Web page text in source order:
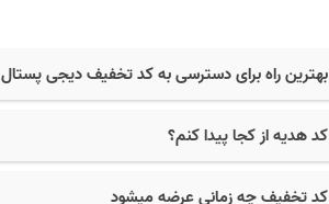
بهترین راه برای دسترسی به کد تخفیف دیجی پستال
کد هدیه از کجا پیدا کنم؟
کد تخفیف چه زمانی عرضه میشود